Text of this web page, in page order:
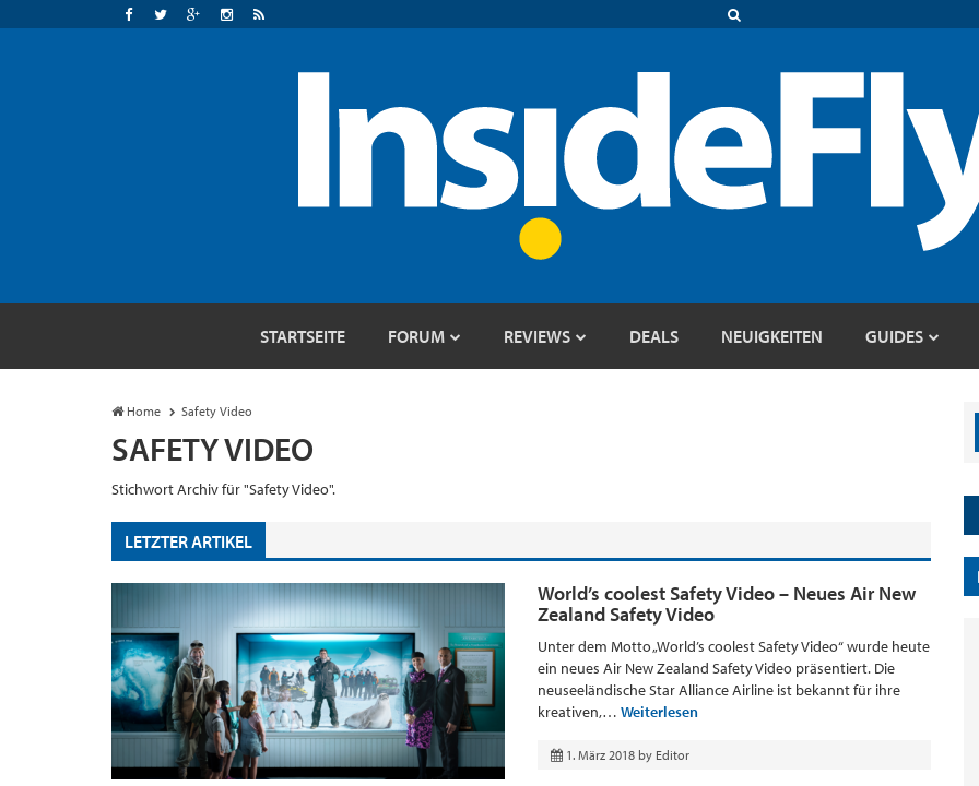
STARTSEITE FORUM REVIEWS DEALS NEUIGKEITEN GUIDES
Home Safety Video
SAFETY VIDEO
Stichwort Archiv für "Safety Video".
LETZTER ARTIKEL
World’s coolest Safety Video – Neues Air New
Zealand Safety Video
Unter dem Motto „World’s coolest Safety Video“ wurde heute
ein neues Air New Zealand Safety Video präsentiert. Die
neuseeländische Star Alliance Airline ist bekannt für ihre
kreativen,… Weiterlesen
1. März 2018 by Editor